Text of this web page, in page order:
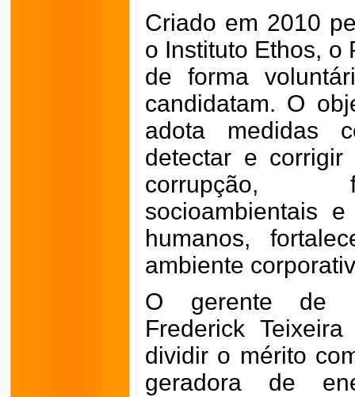
Criado em 2010
o Instituto Ethos, o
de forma
candidatam. O
adota medidas
detectar e
corrupção,
socioambientais
humanos,
ambiente
O gerente de
Frederick
dividir o mérito
geradora de